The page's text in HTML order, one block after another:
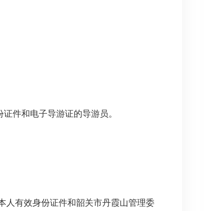
件和电子导游证的导游员。
人有效身份证件和韶关市丹霞山管理委